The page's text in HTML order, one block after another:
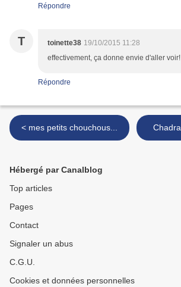
Répondre
T toinette38 19/10/2015 11:28
effectivement, ça donne envie d'aller voir!
Répondre
< mes petits chouchous...
Hébergé par Canalblog
Top articles
Pages
Contact
Signaler un abus
C.G.U.
Cookies et données personnelles